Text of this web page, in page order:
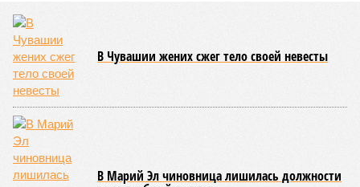
соответствующие положения и образцы наградных
атрибутов на уровне правительства субъекта. Согласно
обнародованным материалам, введены удостоверения и
нагрудные знаки мастера спорта Чувашии международного
класса по керешу, а также мастера спорта Чувашии.
Параллельно с этим разработана полная разрядная сетка
по керешу, охватывающая все ступени от третьего
юношеского разряда до уровня кандидата в мастера
спорта. Такая структура призвана обеспечить системность
в подготовке юных атлетов и создать чёткие ориентиры